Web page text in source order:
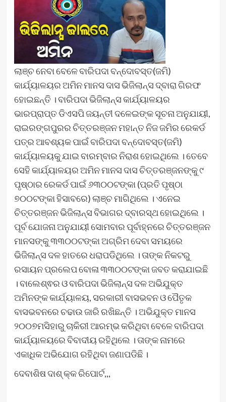
ଲାଞ୍ଚ ନେବା ବେଳେ ବାରିପଦା ବନ୍ଦୋବସ୍ତ(ଜମି)
କାର୍ଯ୍ୟାଳୟର ଅମିନ ମାନସ ଦାସ ଭିଜିଲାନ୍ସ ଦ୍ବାରା ଗିରଫ
ହୋଇଛନ୍ତି । ବାରିପଦା ଭିଜିଲାନ୍ସ କାର୍ଯ୍ୟାଳୟର
ଭାରପ୍ରାପ୍ତ ଡିଏସପି ଜୟନ୍ତୀ ଦଳେଇଙ୍କ ସୂଚନା ଅନୁଯାୟୀ,
ରାଇରଙ୍ଗପୁରର ଚିତ୍ତରଞ୍ଜନ ମହାନ୍ତ ନିଜ ଜମିର ରେକର୍ଡ
ପତ୍ର ଆବଶ୍ୟକ ପାଇଁ ବାରିପଦା ବନ୍ଦୋବସ୍ତ(ଜମି)
କାର୍ଯ୍ୟାଳୟକୁ ଯାଇ ବାରମ୍ବାର ନିରାଶ ହୋଇଥିଲେ । ତେବେ
ସେହି କାର୍ଯ୍ୟାଳୟର ଅମିନ ମାନସ ଦାସ ଚିତ୍ତରଞ୍ଜନଙ୍କୁ ୯
ପୃଷ୍ଠାର ରେକର୍ଡ ପାଇଁ ୬୩୦୦ଟଙ୍କା (ପ୍ରତି ପୃଷ୍ଠା
୭୦୦ଟଙ୍କା ହିସାବରେ) ଲାଞ୍ଚ ମାଗିଥିଲେ । ଏନେଇ
ଚିତ୍ତରଞ୍ଜନ ଭିଜିଲାନ୍ସ ବିଭାଗର ଦ୍ବାରସ୍ଥ ହୋଇଥିଲେ ।
ପୂର୍ବ ଯୋଜନା ଅନୁଯାୟୀ ସୋମବାର ପୂର୍ବାହ୍ନରେ ଚିତ୍ତରଞ୍ଜନ
ମାନସଙ୍କୁ ୩୩୦୦ଟଙ୍କା ଅଗ୍ରିମ ଦେବା ସମୟରେ
ଭିଜିଲାନ୍ସ ଦଳ ହାତରେ ଧରାପଡିଥିଲେ । ତାଙ୍କ ନିକଟରୁ
ରସାୟନ ପ୍ରଲେପ ବୋଳା ୩୩୦୦ଟଙ୍କା ଜବତ କରାଯାଇଛି
। ବାଲେଶ୍ଵର ଓ ବାରିପଦା ଭିଜିଲାନ୍ସ ଦଳ ଅଭିଯୁକ୍ତ
ଅମିନଙ୍କ କାର୍ଯ୍ୟାଳୟ, ସରକାରୀ ବାସଭବନ ଓ ପୈତୃକ
ବାସଭବନରେ ଚଢାଉ ଜାରି ରଖିଛନ୍ତି । ଅଭିଯୁକ୍ତ ମାନସ
୨୦୦୭ମସିହାରୁ ଚାକିରୀ ଆରମ୍ଭ କରିଥିବା ବେଳେ ବାରିପଦା
କାର୍ଯ୍ୟାଳୟରେ ବିବାଦୀୟ ରହିଥିଲେ । ତାଙ୍କ ନାମରେ
ଏକାଧିକ ଅଭିଯୋଗ ରହିଥିବା ଜଣାପଡିଛି ।
ଦେବାଶିଷ ଦାଶ୍ କ୍କ ରିପୋର୍ଟ,,,